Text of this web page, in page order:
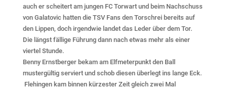
auch er scheitert am jungen FC Torwart und beim Nachschuss
von Galatovic hatten die TSV Fans den Torschrei bereits auf
den Lippen, doch irgendwie landet das Leder über dem Tor.
Die längst fällige Führung dann nach etwas mehr als einer
viertel Stunde.
Benny Ernstberger bekam am Elfmeterpunkt den Ball
mustergültig serviert und schob diesen überlegt ins lange Eck.
Flehingen kam binnen kürzester Zeit gleich zwei Mal